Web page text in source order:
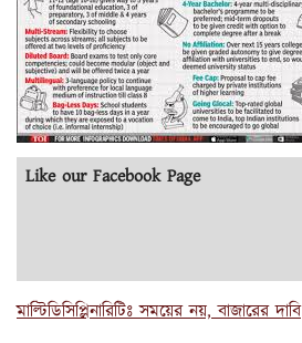
Like our Facebook Page
মাল্টিডিসিপ্লিনারিটিঃ সময়ের নয়, বাজারের দাবি